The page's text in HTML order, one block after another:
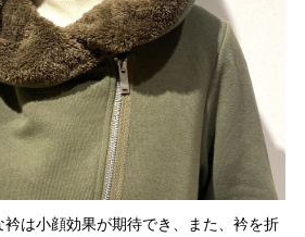
衿は小顔効果が期待でき、また、衿を折